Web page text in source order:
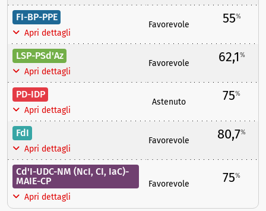
FI-BP-PPE
Apri dettagli
Favorevole 55%
LSP-PSd'Az
Apri dettagli
Favorevole 62,1%
PD-IDP
Apri dettagli
Astenuto 75%
FdI
Apri dettagli
Favorevole 80,7%
Cd'I-UDC-NM (NcI, CI, IaC)-
MAIE-CP
Apri dettagli
Favorevole 75%